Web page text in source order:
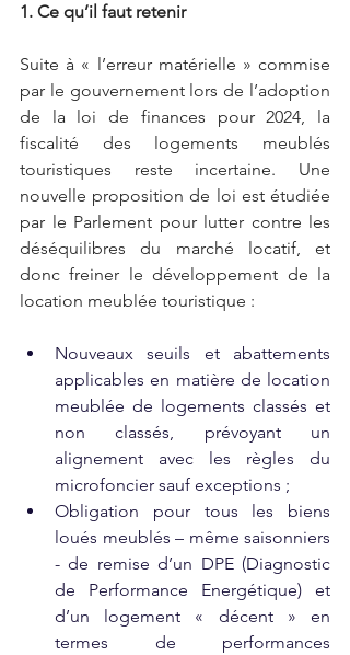
1. Ce qu’il faut retenir
Suite à « l’erreur matérielle » commise
par le gouvernement lors de l’adoption
de la loi de finances pour 2024, la
fiscalité des logements meublés
touristiques reste incertaine. Une
nouvelle proposition de loi est étudiée
par le Parlement pour lutter contre les
déséquilibres du marché locatif, et
donc freiner le développement de la
location meublée touristique :
Nouveaux seuils et abattements
applicables en matière de location
meublée de logements classés et
non classés, prévoyant un
alignement avec les règles du
microfoncier sauf exceptions ;
Obligation pour tous les biens
loués meublés – même saisonniers
- de remise d’un DPE (Diagnostic
de Performance Energétique) et
d’un logement « décent » en
termes de performances